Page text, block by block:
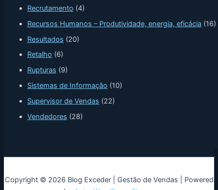
Recrutamento (4)
Recursos Humanos – Produtividade, energia, eficácia (16)
Resultados (20)
Retalho (6)
Rupturas (9)
Sistemas de Informação (10)
Supervisor de Vendas (22)
Vendedores (28)
Copyright © 2026 Blog Exceder | Gestão de Vendas | Powered